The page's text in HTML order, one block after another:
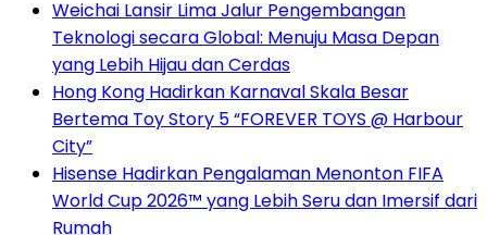
Weichai Lansir Lima Jalur Pengembangan
Teknologi secara Global: Menuju Masa Depan
yang Lebih Hijau dan Cerdas
Hong Kong Hadirkan Karnaval Skala Besar
Bertema Toy Story 5 “FOREVER TOYS @ Harbour
City”
Hisense Hadirkan Pengalaman Menonton FIFA
World Cup 2026™ yang Lebih Seru dan Imersif dari
Rumah